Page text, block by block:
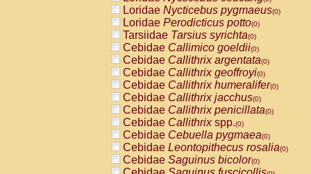
PitheciidaeCacajao calvus
PitheciidaeCallicebus cupreus
PitheciidaeCallicebus donacophilus
PitheciidaeCallicebus moloch
PitheciidaeCallicebus torquatus
PitheciidaeCallicebusspp.(0)
PitheciidaeChiropotes satanas(0)
PitheciidaePithecia monachus
PitheciidaePithecia pithecia(0)
CercopithecidaeCercocebus agilis
CercopithecidaeCercocebus
CercopithecidaeCercocebus
CercopithecidaeCercocebus
CercopithecidaeCercocebus
Loridae Nycticebus pygmaeus(0)
Loridae Perodicticus potto(0)
Tarsiidae Tarsius syrichta(0)
Cebidae Callimico goeldii(0)
Cebidae Callithrix argentata(0)
Cebidae Callithrix geoffroyi(0)
Cebidae Callithrix humeralifer(0)
Cebidae Callithrix jacchus(0)
Cebidae Callithrix penicillata(0)
Cebidae Callithrixspp.(0)
Cebidae Cebuella pygmaea(0)
Cebidae Leontopithecus rosalia(0)
Cebidae Saguinus bicolor(0)